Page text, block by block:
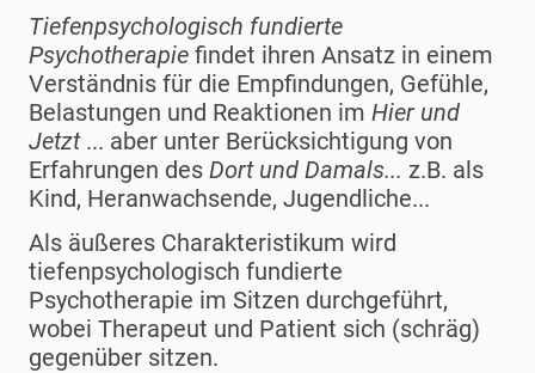
Tiefenpsychologisch fundierte
Psychotherapie findet ihren Ansatz in einem
Verständnis für die Empfindungen, Gefühle,
Belastungen und Reaktionen im Hier und
Jetzt ... aber unter Berücksichtigung von
Erfahrungen des Dort und Damals... z.B. als
Kind, Heranwachsende, Jugendliche...
Als äußeres Charakteristikum wird
tiefenpsychologisch fundierte
Psychotherapie im Sitzen durchgeführt,
wobei Therapeut und Patient sich (schräg)
gegenüber sitzen.